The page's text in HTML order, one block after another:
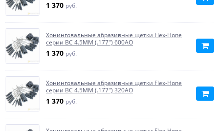
1 370 руб.
Хонинговальные абразивные щетки Flex-Hone
серии BC 4.5MM (.177") 600AO
1 370 руб.
Хонинговальные абразивные щетки Flex-Hone
серии BC 4.5MM (.177") 320AO
1 370 руб.